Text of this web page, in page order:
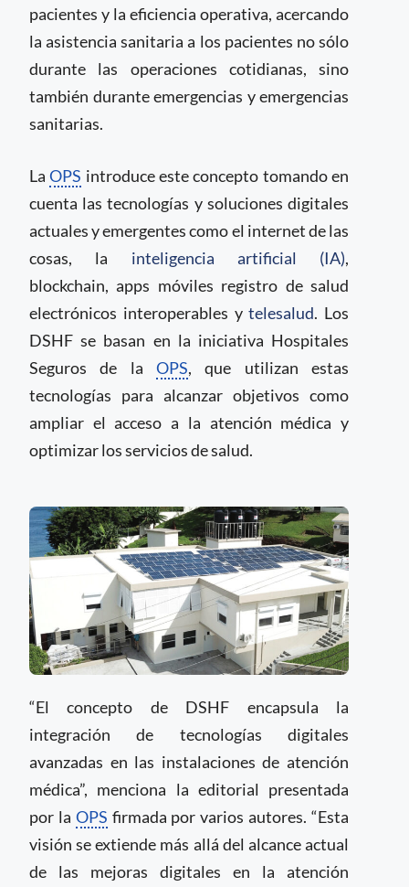
pacientes y la eficiencia operativa, acercando
la asistencia sanitaria a los pacientes no sólo
durante las operaciones cotidianas, sino
también durante emergencias y emergencias
sanitarias.
LaOPS introduce este concepto tomando en
cuenta las tecnologías y soluciones digitales
actuales y emergentes como el internet de las
cosas, la inteligencia artificial (IA),
blockchain, apps móviles registro de salud
electrónicos interoperables ytelesalud. Los
DSHF se basan en la iniciativa Hospitales
Seguros de la OPS, que utilizan estas
tecnologías para alcanzar objetivos como
ampliar el acceso a la atención médica y
optimizar los servicios de salud.
“El concepto de DSHF encapsula la
integración de tecnologías digitales
avanzadas en las instalaciones de atención
médica”, menciona la editorial presentada
por la OPS firmada por varios autores. “Esta
visión se extiende más allá del alcance actual
de las mejoras digitales en la atención